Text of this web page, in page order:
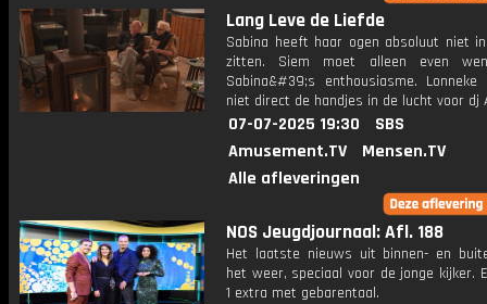
Lang Leve de Liefde
Sabina heeft haar ogen absoluut niet
zitten. Siem moet alleen even
Sabina&#39;s enthousiasme.
niet direct de handjes in de lucht voor dj
07-07-2025 19:30
SBS
Amusement.TV
Mensen.TV
Alle afleveringen
NOS Jeugdjournaal: Afl. 188
Het laatste nieuws uit binnen- en
het weer, speciaal voor de jonge kijker.
1 extra met gebarentaal.